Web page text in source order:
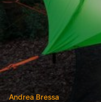
Andrea Bressa